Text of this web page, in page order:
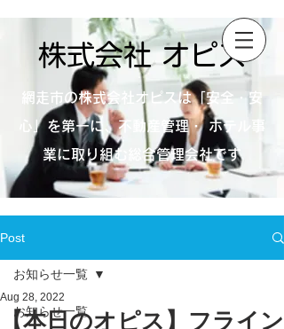
株式会社 オピス
網走市の株式会社オピスは「安全・安
心」を第一に、不動産管理・ ホテル事
業に取り組む総合管理会社です
Post
お知らせ一覧
お知らせ一覧
【本日のオピス】フライン
Aug 28, 2022